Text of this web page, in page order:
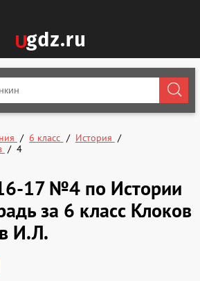
6 класс
История
4
17 №4 по Истории
за 6 класс Клоков
И.Л.